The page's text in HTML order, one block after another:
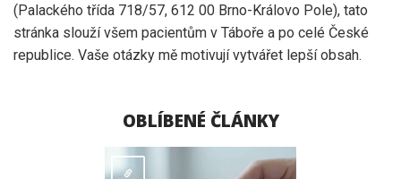
(Palackého třída 718/57, 612 00 Brno-Královo Pole), tato
stránka slouží všem pacientům v Táboře a po celé České
republice. Vaše otázky mě motivují vytvářet lepší obsah.
OBLÍBENÉ ČLÁNKY